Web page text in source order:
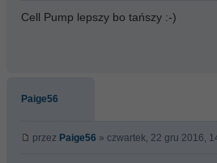
Cell Pump lepszy bo tańszy :-)
Paige56
przez Paige56 » czwartek, 22 gru 2016,